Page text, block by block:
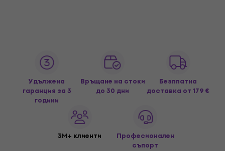
Удължена
гаранция за 3
години
Връщане на стоки
до 30 дни
Безплатна
доставка от 179 €
3M+ клиенти
Професионален
съпорт